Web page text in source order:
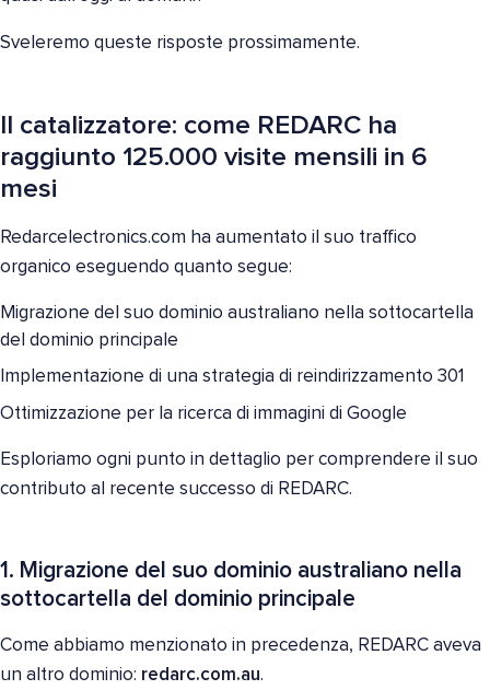
Sveleremo queste risposte prossimamente.
Il catalizzatore: come REDARC ha
raggiunto 125.000 visite mensili in 6
mesi
Redarcelectronics.com ha aumentato il suo traffico
organico eseguendo quanto segue:
Migrazione del suo dominio australiano nella sottocartella
del dominio principale
Implementazione di una strategia di reindirizzamento 301
Ottimizzazione per la ricerca di immagini di Google
Esploriamo ogni punto in dettaglio per comprendere il suo
contributo al recente successo di REDARC.
1. Migrazione del suo dominio australiano nella
sottocartella del dominio principale
Come abbiamo menzionato in precedenza, REDARC aveva
un altro dominio: redarc.com.au.